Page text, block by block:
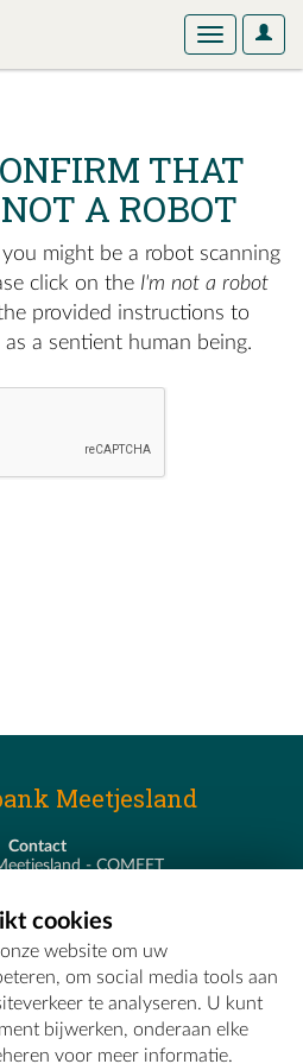
User
Toggle
THAT
A ROBOT
might be a robot scanning
click on the I'm not a robot
provided instructions to
a sentient human being.
Meetjesland
Contact
- COMEET
09 373 75 96
cookies
website om uw
om social media tools aan
te analyseren. U kunt
bijwerken, onderaan elke
voor meer informatie.